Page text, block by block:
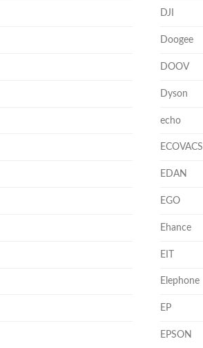
DJI
Doogee
DOOV
Dyson
echo
ECOVACS
EDAN
EGO
Ehance
EIT
Elephone
EP
EPSON